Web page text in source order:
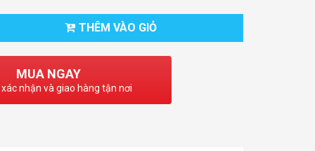
THÊM VÀO GIỎ
MUA NGAY
xác nhận và giao hàng tận nơi